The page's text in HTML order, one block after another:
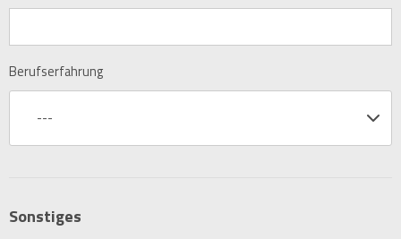
Berufserfahrung
---
Sonstiges